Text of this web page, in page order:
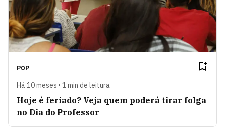
POP
Há 10 meses • 1 min de leitura
Hoje é feriado? Veja quem poderá tirar folga
no Dia do Professor